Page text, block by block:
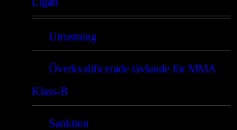
Utrustning
Överkvalificerade tävlande för MMA
Klass-B
Sanktion